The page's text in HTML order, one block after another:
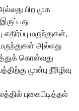
பிற முக
மருந்துகள்,
அல்லது
கொள்வது
முன்பு நீரிழிவு
புகைபிடித்தல்